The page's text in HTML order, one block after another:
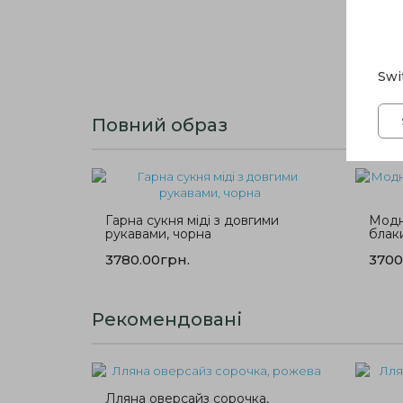
Повний образ
Гарна сукня міді з довгими
рукавами, чорна
3780.00грн.
Рекомендовані
Лляна оверсайз сорочка,